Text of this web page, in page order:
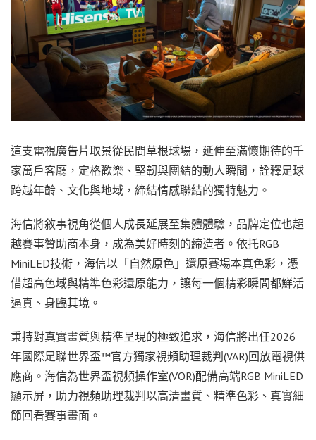
這支電視廣告片取景從民間草根球場，延伸至滿懷期待的千
家萬戶客廳，定格歡樂、堅韌與團結的動人瞬間，詮釋足球
跨越年齡、文化與地域，締結情感聯結的獨特魅力。
海信將敘事視角從個人成長延展至集體體驗，品牌定位也超
越賽事贊助商本身，成為美好時刻的締造者。依托RGB
MiniLED技術，海信以「自然原色」還原賽場本真色彩，憑
借超高色域與精準色彩還原能力，讓每一個精彩瞬間都鮮活
逼真、身臨其境。
秉持對真實畫質與精準呈現的極致追求，海信將出任2026
年國際足聯世界盃™官方獨家視頻助理裁判(VAR)回放電視供
應商。海信為世界盃視頻操作室(VOR)配備高端RGB MiniLED
顯示屏，助力視頻助理裁判以高清畫質、精準色彩、真實細
節回看賽事畫面。